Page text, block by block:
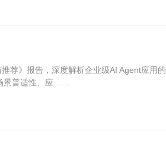
荐》报告，深度解析企业级AI Agent应用的
景普适性、应……